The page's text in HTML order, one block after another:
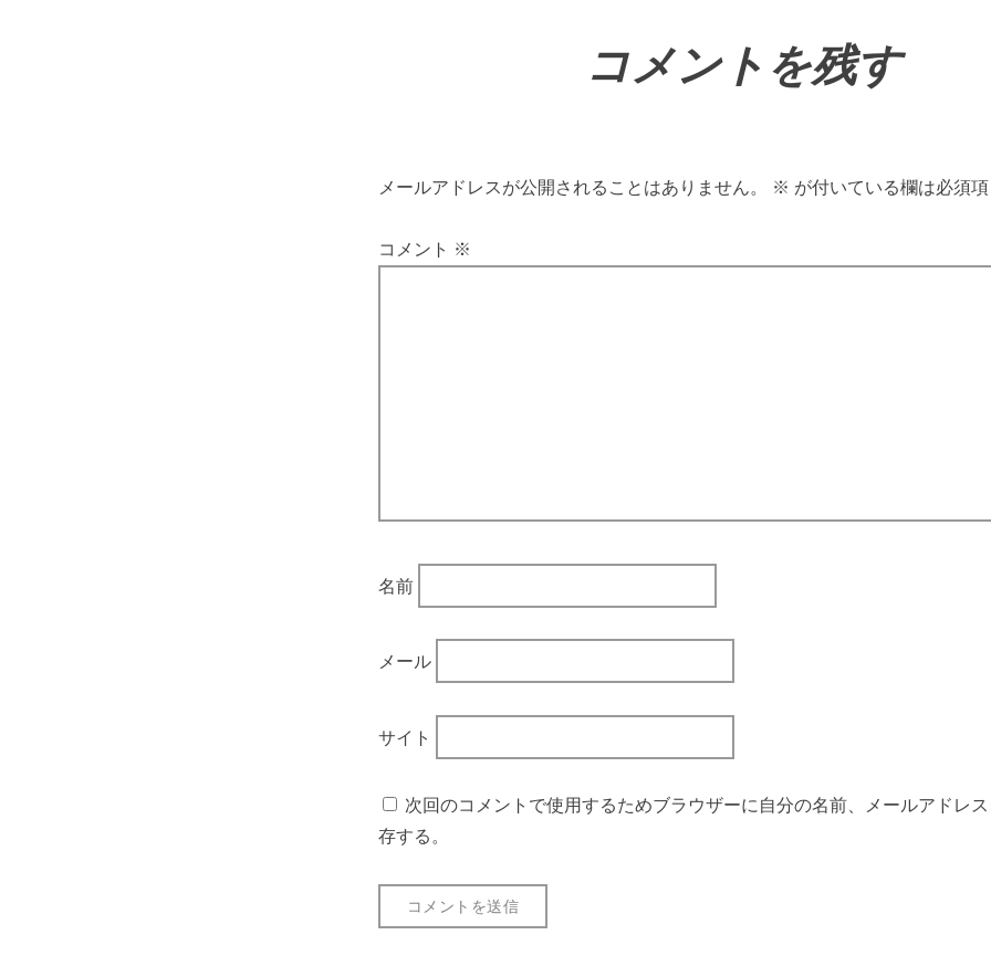
コメントを残す
メールアドレスが公開されることはありません。 ※ が付いている欄は必須
コメント ※
名前
メール
サイト
次回のコメントで使用するためブラウザーに自分の名前、メールアドレ
存する。